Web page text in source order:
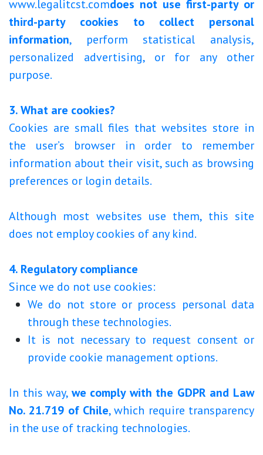
www.legalitcst.comdoes not use first-party or
third-party cookies to collect personal
information, perform statistical analysis,
personalized advertising, or for any other
purpose.
3. What are cookies?
Cookies are small files that websites store in
the user’s browser in order to remember
information about their visit, such as browsing
preferences or login details.
Although most websites use them, this site
does not employ cookies of any kind.
4. Regulatory compliance
Since we do not use cookies:
We do not store or process personal data
through these technologies.
It is not necessary to request consent or
provide cookie management options.
In this way, we comply with the GDPR and Law
No. 21.719 of Chile, which require transparency
in the use of tracking technologies.